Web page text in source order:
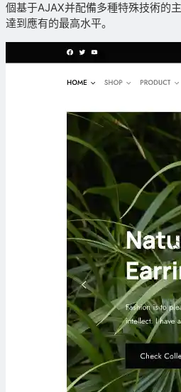
個基于AJAX并配備多種特殊技術的
達到應有的最高水平。